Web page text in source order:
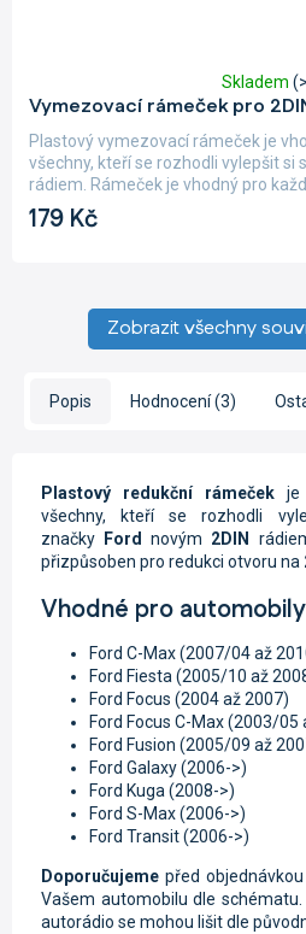
Vymezovací rámeček pro
hodnocení
produktu
je
5,0
5
Skladem
179 Kč
Plastový vymezovací rámeček je
všechny, kteří se rozhodli vylepšit si
rádiem. Rámeček je vhodný pro
Zobrazit všechny
Popis Hodnocení (3)
Plastový redukční rámečekje
všechny, kteří se rozhodli
značky
Fordnovým 2DIN
přizpůsoben pro redukci otvoru na
Vhodné pro automobily
Ford C-Max (2007/04 až
Ford Fiesta (2005/10 až
Ford Focus (2004 až 2007)
Ford Focus C-Max (2003/05
Ford Fusion (2005/09 až
Ford Galaxy (2006->)
Ford Kuga (2008->)
Ford S-Max (2006->)
Ford Transit (2006->)
Doporučujeme před
Vašem automobilu dle
autorádio se mohou lišit dle